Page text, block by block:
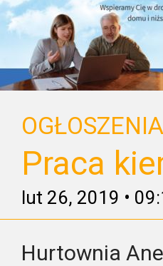
OGŁOSZENIA
Praca
lut 26, 2019 •
Hurtownia